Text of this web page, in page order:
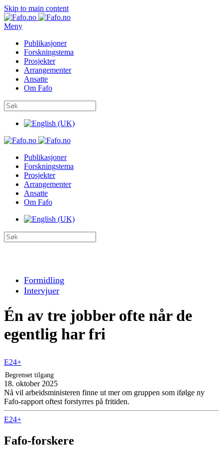
Skip to main content
Meny
Publikasjoner
Forskningstema
Prosjekter
Arrangementer
Ansatte
Om Fafo
Publikasjoner
Forskningstema
Prosjekter
Arrangementer
Ansatte
Om Fafo
Formidling
Intervjuer
Én av tre jobber ofte når de
egentlig har fri
E24+
Begrenset tilgang
18. oktober 2025
Nå vil arbeidsministeren finne ut mer om gruppen som ifølge ny
Fafo-rapport oftest forstyrres på fritiden.
E24+
Fafo-forskere